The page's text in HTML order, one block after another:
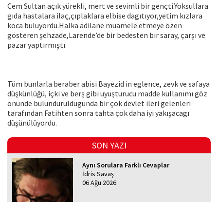
Cem Sultan açık yürekli, mert ve sevimli bir gençti.Yoksullara
gıda hastalara ilaç,çıplaklara elbise dagıtıyor,yetim kızlara
koca buluyordu.Halka adilane muamele etmeye özen
gösteren şehzade,Larende’de bir bedesten bir saray, çarşı ve
pazar yaptırmıştı.
Tüm bunlarla beraber abisi Bayezid in eglence, zevk ve safaya
düşkünlüğü, içki ve berş gibi uyuşturucu madde kullanımı göz
önünde bulunduruldugunda bir çok devlet ileri gelenleri
tarafından Fatihten sonra tahta çok daha iyi yakışacagı
düşünülüyordu.
SON YAZI
Aynı Sorulara Farklı Cevaplar
İdris Savaş
06 Ağu 2026